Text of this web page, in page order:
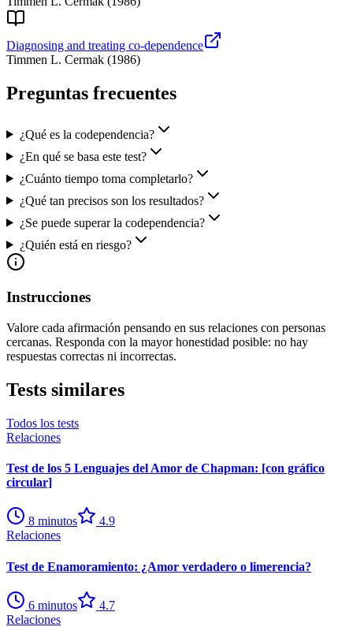
Diagnosing and treating co-dependence
Timmen L. Cermak (1986)
Preguntas frecuentes
¿Qué es la codependencia?
¿En qué se basa este test?
¿Cuánto tiempo toma completarlo?
¿Qué tan precisos son los resultados?
¿Se puede superar la codependencia?
¿Quién está en riesgo?
Instrucciones
Valore cada afirmación pensando en sus relaciones con personas
cercanas. Responda con la mayor honestidad posible: no hay
respuestas correctas ni incorrectas.
Tests similares
Todos los tests
Relaciones
Test de los 5 Lenguajes del Amor de Chapman: [con gráfico
circular]
8 minutos
4.9
Relaciones
Test de Enamoramiento: ¿Amor verdadero o limerencia?
6 minutos
4.7
Relaciones